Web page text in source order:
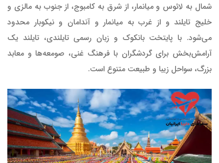
شمال به لائوس و میانمار، از شرق به کامبوج، از جنوب به مالزی و
خلیج تایلند و از غرب به میانمار و آندامان و نیکوبار محدود
می‌شود. با پایتخت بانکوک و زبان رسمی تایلندی، تایلند یک
آرامش‌بخش برای گردشگران با فرهنگ غنی، صومعه‌ها و معابد
بزرگ، سواحل زیبا و طبیعت متنوع است.